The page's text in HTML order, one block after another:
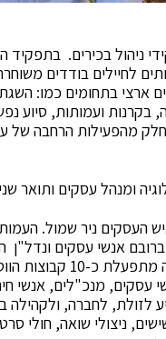
ניהול בכירים.
בתחומים כמו: השגת
ועמותות, סיוע
מהפעילות הרחבה של
ומנהל עסקים ותואר
נוסדה בשנת 2010 ע"י איש
אנשי עסקים
עסקים, מנכ"לים, אנשי
לזולת, לחברה,
ניצולי שואה, חולי